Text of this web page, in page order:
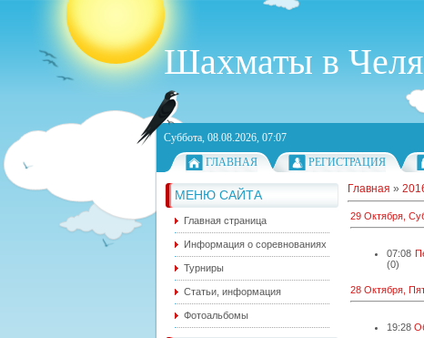
Шахматы в
Суббота, 08.08.2026, 07:07
ГЛАВНАЯ
РЕГИСТРАЦИЯ
МЕНЮ САЙТА
Главная страница
Информация о соревнованиях
Турниры
Статьи, информация
Фотоальбомы
Главная »
29 Октября,
07:08
(0)
28 Октября,
19:28